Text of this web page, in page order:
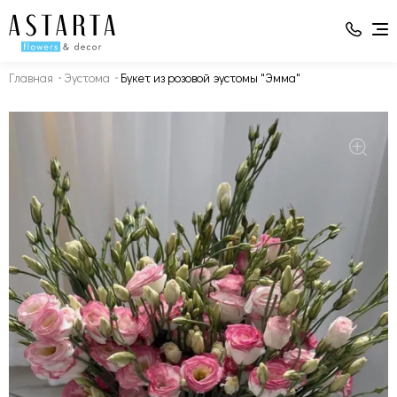
Главная Эустома Букет из розовой эустомы "Эмма"